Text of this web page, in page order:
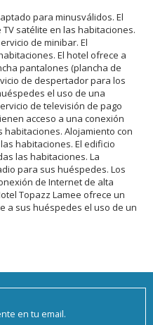
para minusválidos. El
satélite en las habitaciones.
de minibar. El
El hotel ofrece a
pantalones (plancha de
de despertador para los
el uso de una
de televisión de pago
acceso a una conexión
habitaciones. Alojamiento con
habitaciones. El edificio
las habitaciones. La
para sus huéspedes. Los
de Internet de alta
Topazz Lamee ofrece un
a sus huéspedes el uso de un
en tu email.